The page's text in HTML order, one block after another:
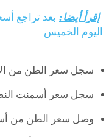
إقرأ أيضا: بعد تراجع
اليوم الخميس
سجل سعر الطن من الأسمنت الرمادي 2162.94
سجل سعر أسمنت النصر اليوم
وصل سعر الطن من أسمنت